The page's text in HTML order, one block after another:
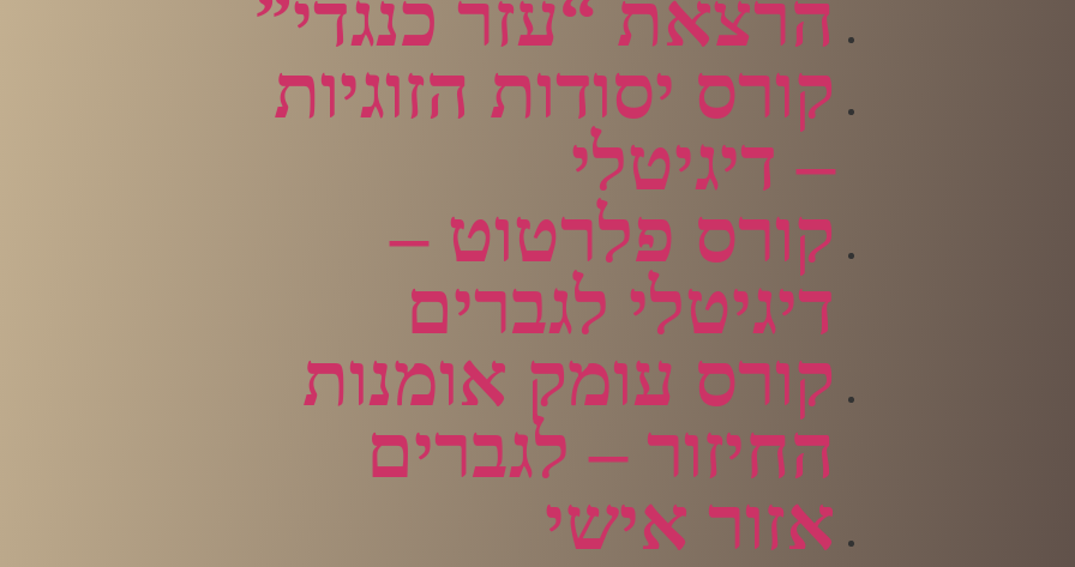
הרצאת “עזר כנגדי”
קורס יסודות הזוגיות
– דיגיטלי
קורס פלרטוט –
דיגיטלי לגברים
קורס עומק אומנות
החיזור – לגברים
אזור אישי